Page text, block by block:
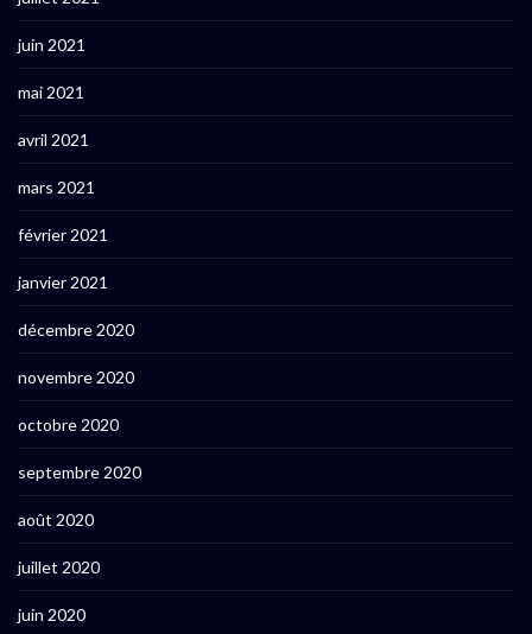
juin 2021
mai 2021
avril 2021
mars 2021
février 2021
janvier 2021
décembre 2020
novembre 2020
octobre 2020
septembre 2020
août 2020
juillet 2020
juin 2020